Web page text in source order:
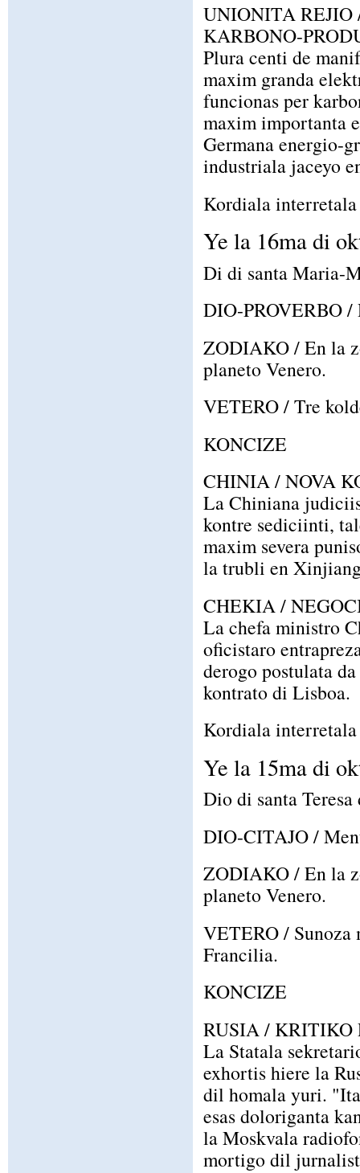
UNIONITA
KARBONO-
Plura centi de
maxim granda
funcionas per
maxim importanta
Germana energio-
industriala jaceyo
Kordiala
Ye la 16ma di
Di di santa Maria-
DIO-PROVERBO /
ZODIAKO / En la
planeto Venero.
VETERO / Tre
KONCIZE
CHINIA / NOVA
La Chiniana
kontre sediciinti,
maxim severa
la trubli en
CHEKIA /
La chefa ministro
oficistaro
derogo postulata
kontrato di Lisboa.
Kordiala
Ye la 15ma di
Dio di santa
DIO-CITAJO /
ZODIAKO / En la
planeto Venero.
VETERO / Sunoza
Francilia.
KONCIZE
RUSIA /
La Statala
exhortis hiere la
dil homala yuri.
esas doloriganta
la Moskvala
mortigo dil